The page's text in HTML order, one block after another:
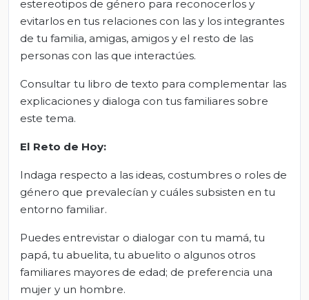
estereotipos de género para reconocerlos y
evitarlos en tus relaciones con las y los integrantes
de tu familia, amigas, amigos y el resto de las
personas con las que interactúes.
Consultar tu libro de texto para complementar las
explicaciones y dialoga con tus familiares sobre
este tema.
El Reto de Hoy:
Indaga respecto a las ideas, costumbres o roles de
género que prevalecían y cuáles subsisten en tu
entorno familiar.
Puedes entrevistar o dialogar con tu mamá, tu
papá, tu abuelita, tu abuelito o algunos otros
familiares mayores de edad; de preferencia una
mujer y un hombre.